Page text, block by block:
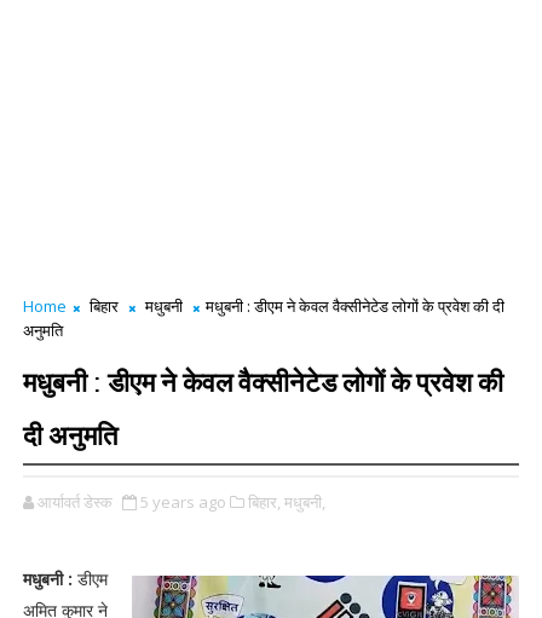
Home बिहार मधुबनी
मधुबनी : डीएम ने केवल वैक्सीनेटेड लोगों के प्रवेश की दी
अनुमति
मधुबनी : डीएम ने केवल वैक्सीनेटेड लोगों के प्रवेश की
दी अनुमति
आर्यावर्त डेस्क 5 years ago बिहार, मधुबनी,
मधुबनी : डीएम
अमित कुमार ने